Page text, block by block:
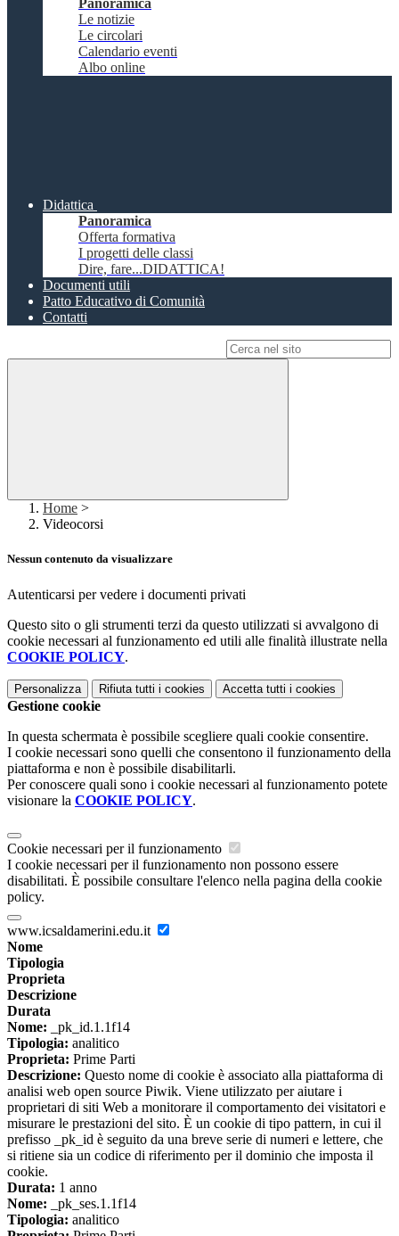
Panoramica
Le notizie
Le circolari
Calendario eventi
Albo online
Didattica
Panoramica
Offerta formativa
I progetti delle classi
Dire, fare...DIDATTICA!
Documenti utili
Patto Educativo di Comunità
Contatti
Home >
Videocorsi
Nessun contenuto da visualizzare
Autenticarsi per vedere i documenti privati
Questo sito o gli strumenti terzi da questo utilizzati si avvalgono di
cookie necessari al funzionamento ed utili alle finalità illustrate nella
COOKIE POLICY.
Personalizza Rifiuta tutti i cookies Accetta tutti i cookies
Gestione cookie
In questa schermata è possibile scegliere quali cookie consentire.
I cookie necessari sono quelli che consentono il funzionamento della
piattaforma e non è possibile disabilitarli.
Per conoscere quali sono i cookie necessari al funzionamento potete
visionare la COOKIE POLICY.
Cookie necessari per il funzionamento
I cookie necessari per il funzionamento non possono essere
disabilitati. È possibile consultare l'elenco nella pagina della cookie
policy.
www.icsaldamerini.edu.it
Nome
Tipologia
Proprieta
Descrizione
Durata
Nome: _pk_id.1.1f14
Tipologia: analitico
Proprieta: Prime Parti
Descrizione: Questo nome di cookie è associato alla piattaforma di
analisi web open source Piwik. Viene utilizzato per aiutare i
proprietari di siti Web a monitorare il comportamento dei visitatori e
misurare le prestazioni del sito. È un cookie di tipo pattern, in cui il
prefisso _pk_id è seguito da una breve serie di numeri e lettere, che
si ritiene sia un codice di riferimento per il dominio che imposta il
cookie.
Durata: 1 anno
Nome: _pk_ses.1.1f14
Tipologia: analitico